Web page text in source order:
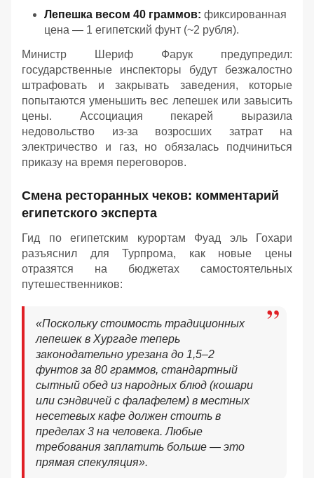
Лепешка весом 40 граммов: фиксированная
цена — 1 египетский фунт (~2 рубля).
Министр Шериф Фарук предупредил:
государственные инспекторы будут безжалостно
штрафовать и закрывать заведения, которые
попытаются уменьшить вес лепешек или завысить
цены. Ассоциация пекарей выразила
недовольство из-за возросших затрат на
электричество и газ, но обязалась подчиниться
приказу на время переговоров.
Смена ресторанных чеков: комментарий
египетского эксперта
Гид по египетским курортам Фуад эль Гохари
разъяснил для Турпрома, как новые цены
отразятся на бюджетах самостоятельных
путешественников:
«Поскольку стоимость традиционных
лепешек в Хургаде теперь
законодательно урезана до 1,5–2
фунтов за 80 граммов, стандартный
сытный обед из народных блюд (кошари
или сэндвичей с фалафелем) в местных
несетевых кафе должен стоить в
пределах 3 на человека. Любые
требования заплатить больше — это
прямая спекуляция».